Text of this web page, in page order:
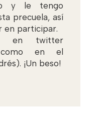
y le tengo
precuela, así
en participar.
en twitter
como en el
¡Un beso!